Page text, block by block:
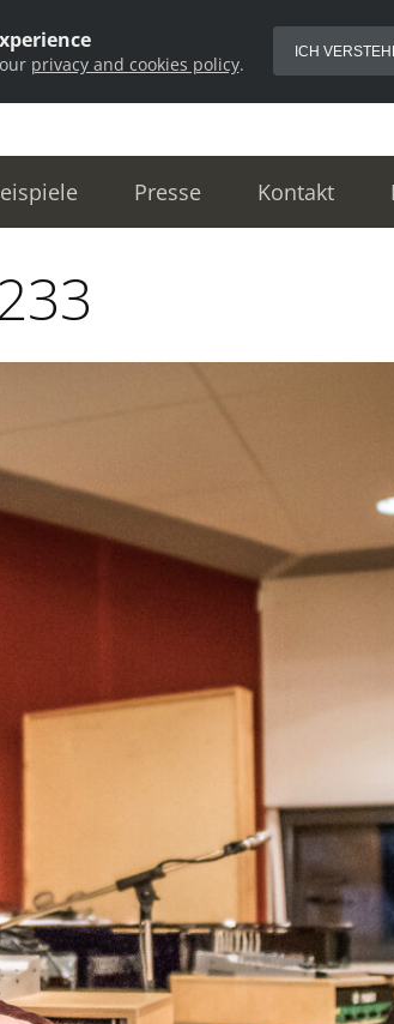
Presse Kontakt
privacy and cookies policy.
ICH